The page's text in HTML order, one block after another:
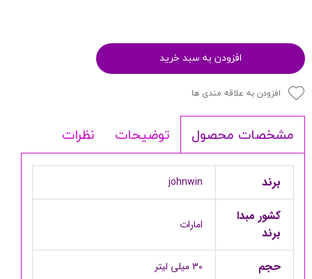
افزودن به سبد خرید
افزودن به علاقه مندی ها
مشخصات محصول توضیحات نظرات
برند johnwin
کشور مبدا
برند
امارات
حجم ۳۰ میلی لیتر